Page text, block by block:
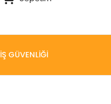
İŞ GÜVENLİĞİ